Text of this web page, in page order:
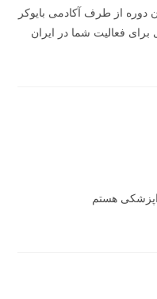
دوره از طرف آکادمی بایوکر
فعالیت شما در ایران
هستم